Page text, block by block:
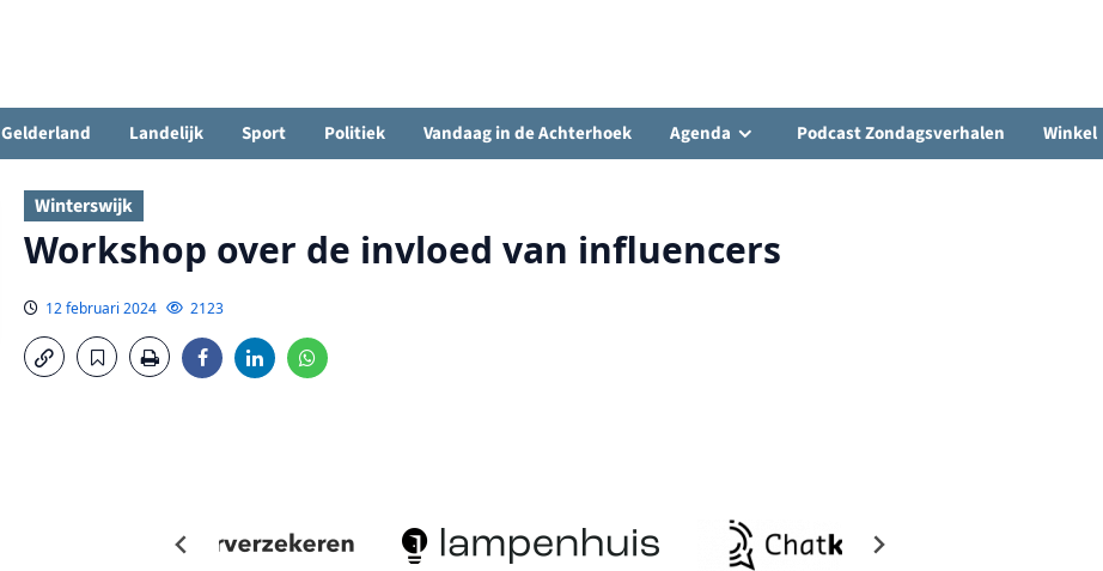
Gelderland Landelijk Sport Politiek Vandaag in de Achterhoek Agenda Podcast Zondagsverhalen Winkel
Winterswijk
Workshop over de invloed van influencers
12 februari 2024 2123